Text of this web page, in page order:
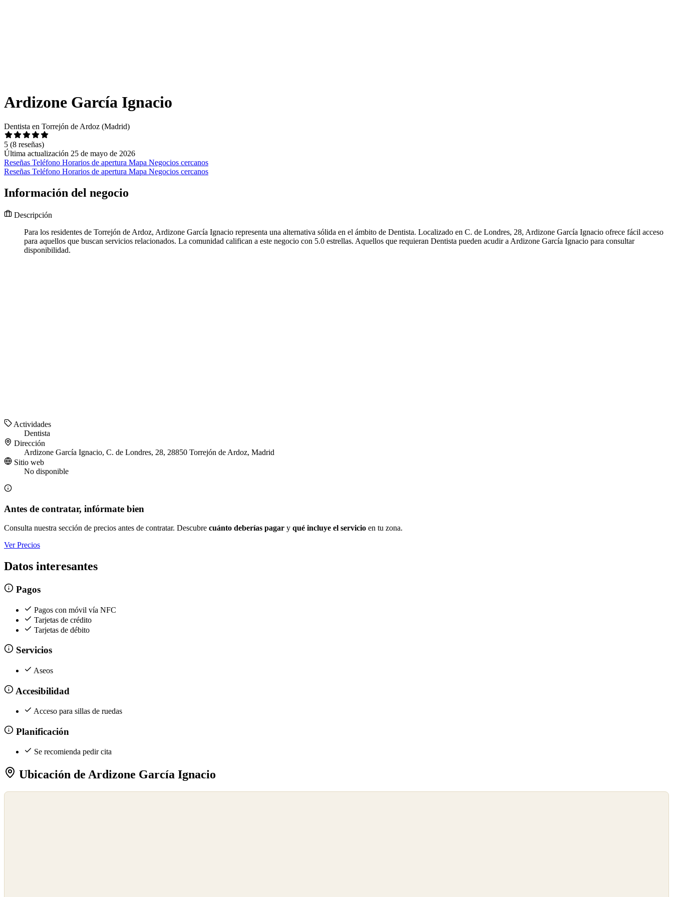
Ardizone García Ignacio
Dentista en Torrejón de Ardoz (Madrid)
5 (8 reseñas)
Última actualización 25 de mayo de 2026
Reseñas Teléfono Horarios de apertura Mapa Negocios cercanos
Reseñas Teléfono Horarios de apertura Mapa Negocios cercanos
Información del negocio
Descripción
Para los residentes de Torrejón de Ardoz, Ardizone García Ignacio representa una alternativa sólida en el ámbito de Dentista. Localizado en C. de Londres, 28, Ardizone García Ignacio ofrece fácil acceso
para aquellos que buscan servicios relacionados. La comunidad califican a este negocio con 5.0 estrellas. Aquellos que requieran Dentista pueden acudir a Ardizone García Ignacio para consultar
disponibilidad.
Actividades
Dentista
Dirección
Ardizone García Ignacio, C. de Londres, 28, 28850 Torrejón de Ardoz, Madrid
Sitio web
No disponible
Antes de contratar, infórmate bien
Consulta nuestra sección de precios antes de contratar. Descubre cuánto deberías pagar y qué incluye el servicio en tu zona.
Ver Precios
Datos interesantes
Pagos
Pagos con móvil vía NFC
Tarjetas de crédito
Tarjetas de débito
Servicios
Aseos
Accesibilidad
Acceso para sillas de ruedas
Planificación
Se recomienda pedir cita
Ubicación de Ardizone García Ignacio